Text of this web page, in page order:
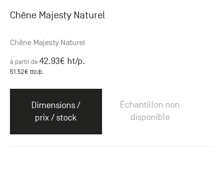
Chêne Majesty Naturel
Chêne Majesty Naturel
à partir de 42.93€ ht/p.
51.52€ ttc/p.
Dimensions /
prix / stock
Échantillon non
disponible